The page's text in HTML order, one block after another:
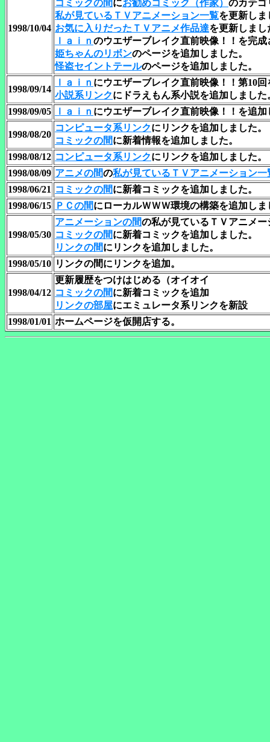
1998/10/04
コミックの間にお勧めコミック（作家） のカテゴ
私が見ているＴＶアニメーション一覧を更新しま
お気に入りだったＴＶアニメ作品達を更新しまし
ｌａｉｎ のウエザーブレイク直前映像！！を完成
姫ちゃんのリボンのページを追加しました。
怪盗セイントテールのページを追加しました。
1998/09/14
ｌａｉｎ にウエザーブレイク直前映像！！第10
小説系リンクにドラえもん系小説を追加しました
1998/09/05
ｌａｉｎ にウエザーブレイク直前映像！！を追加
1998/08/20
コンピュータ系リンクにリンクを追加しました。
コミックの間に新着情報を追加しました。
1998/08/12 コンピュータ系リンクにリンクを追加しました。
1998/08/09 アニメの間の私が見ているＴＶアニメーション一
1998/06/21 コミックの間に新着コミックを追加しました。
1998/06/15 ＰＣの間にローカルＷＷＷ環境の構築を追加しま
1998/05/30
アニメーションの間の私が見ているＴＶアニメ
コミックの間に新着コミックを追加しました。
リンクの間にリンクを追加しました。
1998/05/10 リンクの間にリンクを追加。
1998/04/12
更新履歴をつけはじめる（オイオイ
コミックの間に新着コミックを追加
リンクの部屋にエミュレータ系リンクを新設
1998/01/01 ホームページを仮開店する。